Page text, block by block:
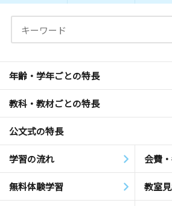
年齢・学年ごとの特長
教科・教材ごとの特長
公文式の特長
学習の流れ 会費
無料体験学習 教室